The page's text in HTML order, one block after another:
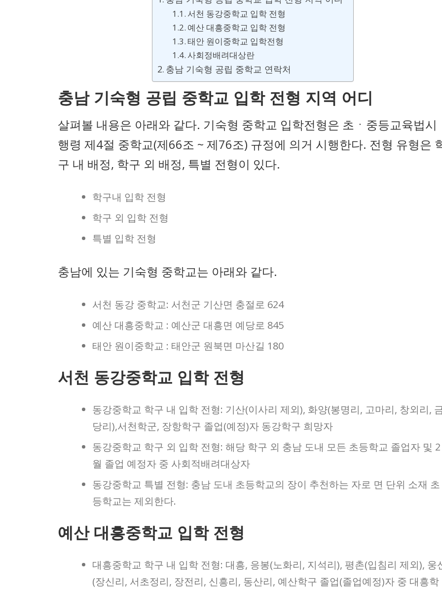
서천 동강중학교 입학 전형
예산 대흥중학교 입학 전형
태안 원이중학교 입학전형
사회정배려대상란
충남 기숙형 공립 중학교 연락처
충남 기숙형 공립 중학교 입학 전형 지역 어디
살펴볼 내용은 아래와 같다. 기숙형 중학교 입학전형은 초ㆍ중등교육법시
행령 제4절 중학교(제66조 ~ 제76조) 규정에 의거 시행한다. 전형 유형은
구 내 배정, 학구 외 배정, 특별 전형이 있다.
학구내 입학 전형
학구 외 입학 전형
특별 입학 전형
충남에 있는 기숙형 중학교는 아래와 같다.
서천 동강 중학교: 서천군 기산면 충절로 624
예산 대흥중학교 : 예산군 대흥면 예당로 845
태안 원이중학교 : 태안군 원북면 마산길 180
서천 동강중학교 입학 전형
동강중학교 학구 내 입학 전형: 기산(이사리 제외), 화양(봉명리, 고마리, 창외리,
당리),서천학군, 장항학구 졸업(예정)자 동강학구 희망자
동강중학교 학구 외 입학 전형: 해당 학구 외 충남 도내 모든 초등학교 졸업자 및 2
월 졸업 예정자 중 사회적배려대상자
동강중학교 특별 전형: 충남 도내 초등학교의 장이 추천하는 자로 면 단위 소재 초
등학교는 제외한다.
예산 대흥중학교 입학 전형
대흥중학교 학구 내 입학 전형: 대흥, 응봉(노화리, 지석리), 평촌(입침리 제외), 웅
(장신리, 서초정리, 장전리, 신흥리, 동산리, 예산학구 졸업(졸업예정)자 중 대흥학